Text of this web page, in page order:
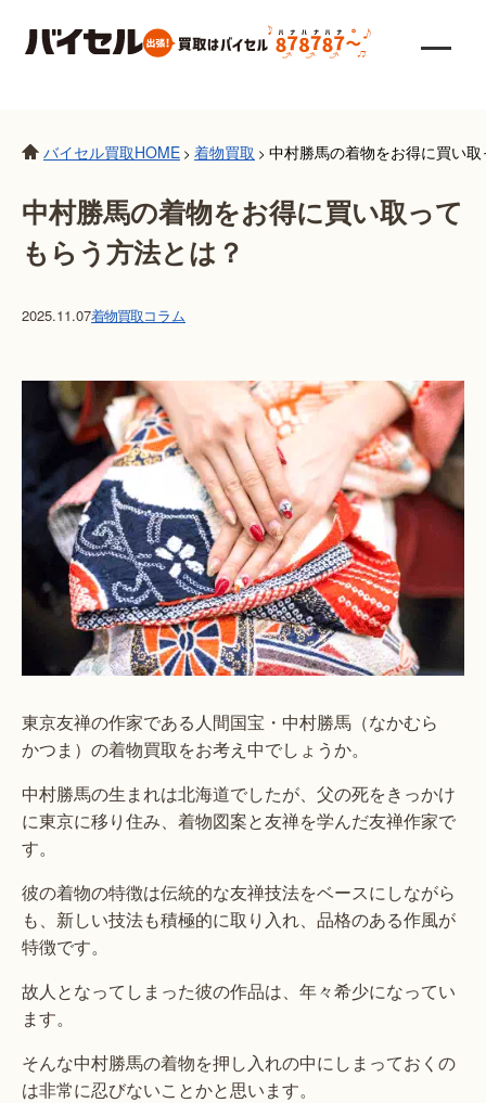
バイセル買取HOME > 着物買取 > 中村勝馬の着物をお得に買い
中村勝馬の着物をお得に買い取って
もらう方法とは？
2025.11.07着物買取コラム
東京友禅の作家である人間国宝・中村勝馬（なかむら
かつま）の着物買取をお考え中でしょうか。
中村勝馬の生まれは北海道でしたが、父の死をきっかけ
に東京に移り住み、着物図案と友禅を学んだ友禅作家で
す。
彼の着物の特徴は伝統的な友禅技法をベースにしながら
も、新しい技法も積極的に取り入れ、品格のある作風が
特徴です。
故人となってしまった彼の作品は、年々希少になってい
ます。
そんな中村勝馬の着物を押し入れの中にしまっておくの
は非常に忍びないことかと思います。